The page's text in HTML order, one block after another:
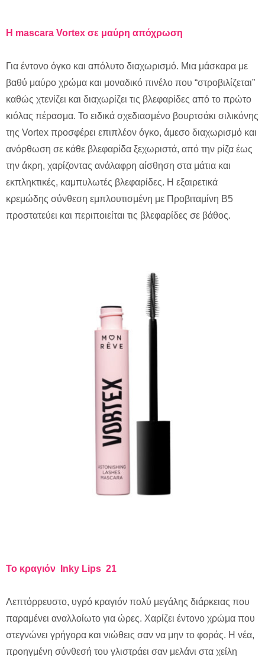
H mascara Vortex σε μαύρη απόχρωση
Για έντονο όγκο και απόλυτο διαχωρισμό. Μια μάσκαρα με
βαθύ μαύρο χρώμα και μοναδικό πινέλο που “στροβιλίζεται”
καθώς χτενίζει και διαχωρίζει τις βλεφαρίδες από το πρώτο
κιόλας πέρασμα. Το ειδικά σχεδιασμένο βουρτσάκι σιλικόνης
της Vortex προσφέρει επιπλέον όγκο, άμεσο διαχωρισμό και
ανόρθωση σε κάθε βλεφαρίδα ξεχωριστά, από την ρίζα έως
την άκρη, χαρίζοντας ανάλαφρη αίσθηση στα μάτια και
εκπληκτικές, καμπυλωτές βλεφαρίδες. Η εξαιρετικά
κρεμώδης σύνθεση εμπλουτισμένη με Προβιταμίνη Β5
προστατεύει και περιποιείται τις βλεφαρίδες σε βάθος.
Το κραγιόν Inky Lips 21
Λεπτόρρευστο, υγρό κραγιόν πολύ μεγάλης διάρκειας που
παραμένει αναλλοίωτο για ώρες. Χαρίζει έντονο χρώμα που
στεγνώνει γρήγορα και νιώθεις σαν να μην το φοράς. Η νέα,
προηγμένη σύνθεσή του γλιστράει σαν μελάνι στα χείλη